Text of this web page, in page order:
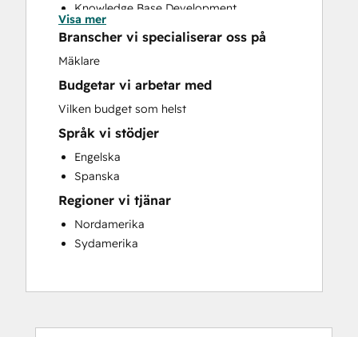
Knowledge Base Development
Programmable Automation
Sales and Marketing Alignment
Website Development
Visa mer
Branscher vi specialiserar oss på
Mäklare
Budgetar vi arbetar med
Vilken budget som helst
Språk vi stödjer
Engelska
Spanska
Regioner vi tjänar
Nordamerika
Sydamerika